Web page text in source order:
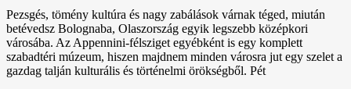
Pezsgés, tömény kultúra és nagy zabálások várnak téged, miután
betévedsz Bolognaba, Olaszország egyik legszebb középkori
városába. Az Appennini-félsziget egyébként is egy komplett
szabadtéri múzeum, hiszen majdnem minden városra jut egy szelet a
gazdag talján kulturális és történelmi örökségből. Pét